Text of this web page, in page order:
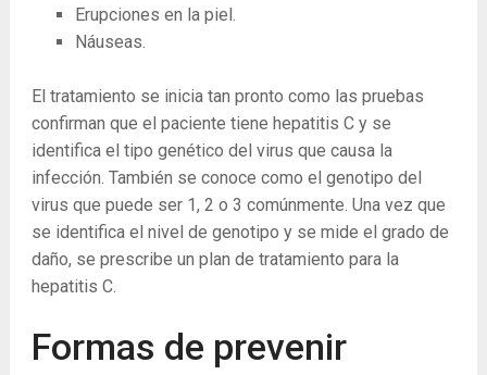
Erupciones en la piel.
Náuseas.
El tratamiento se inicia tan pronto como las pruebas
confirman que el paciente tiene hepatitis C y se
identifica el tipo genético del virus que causa la
infección. También se conoce como el genotipo del
virus que puede ser 1, 2 o 3 comúnmente. Una vez que
se identifica el nivel de genotipo y se mide el grado de
daño, se prescribe un plan de tratamiento para la
hepatitis C.
Formas de prevenir